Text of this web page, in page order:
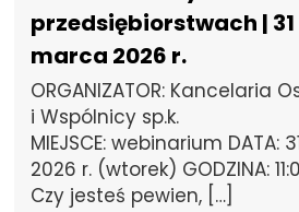
przedsiębiorstwach | 31
marca 2026 r.
ORGANIZATOR: Kancelaria
i Wspólnicy sp.k.
MIEJSCE: webinarium DATA:
2026 r. (wtorek) GODZINA:
Czy jesteś pewien, […]